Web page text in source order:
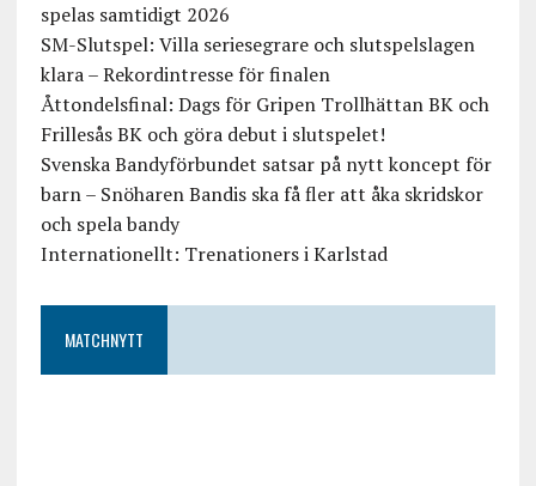
spelas samtidigt 2026
SM-Slutspel: Villa seriesegrare och slutspelslagen
klara – Rekordintresse för finalen
Åttondelsfinal: Dags för Gripen Trollhättan BK och
Frillesås BK och göra debut i slutspelet!
Svenska Bandyförbundet satsar på nytt koncept för
barn – Snöharen Bandis ska få fler att åka skridskor
och spela bandy
Internationellt: Trenationers i Karlstad
MATCHNYTT